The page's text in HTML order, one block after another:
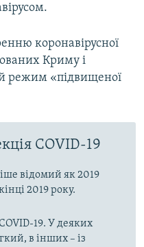
коронавірусної
Криму і
режим «підвищеної
COVID-19
відомий як 2019
2019 року.
19. У деяких
в інших – із